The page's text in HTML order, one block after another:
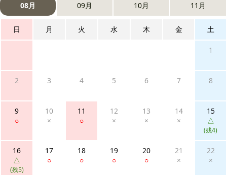
08月 09月 10月 11月
日 月 火 水 木 金 土
1
2 3 4 5 6 7 8
9
○
10
×
11
○
12
×
13
×
14
×
15
△
(残4)
16
△
(残5)
17
○
18
○
19
○
20
○
21
×
22
×